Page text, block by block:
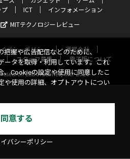
プ ICT
インフォメーション
MITテクノロジーレビュー
バシーポリシー
運営会社
スタッフ募集
電子版について
Laboratories, Inc. 2026
握や広告配信などのために、
ータを取得・利用しています。これ
、Cookieの設定や使用に同意したこ
や使用の詳細、オプトアウトについ
同意する
バシーポリシー